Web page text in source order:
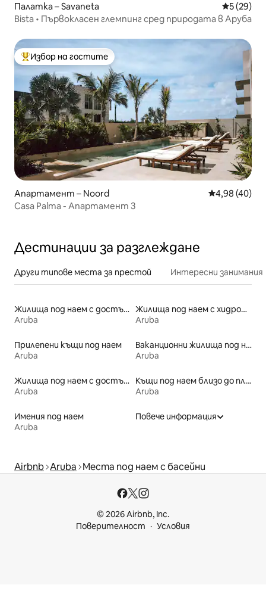
Палатка – Savaneta Средна
5 (29)
Bista • Първокласен глемпинг сред природата в Аруба
Най-популярен избор на гостите
Избор на гостите
Апартамент – Noord Средна
4,98 (40)
Casa Palma - Апартамент 3
Дестинации за разглеждане
Други типове места за престой Интересни занимания
Жилища под наем с достъп до плажа
Aruba
Жилища под наем с хидромасажна вана
Aruba
Прилепени къщи под наем
Aruba
Ваканционни жилища под наем
Aruba
Жилища под наем с достъп до езеро
Aruba
Къщи под наем близо до плажове
Aruba
Имения под наем
Aruba
Повече информация
Airbnb Aruba Места под наем с басейни
© 2026 Airbnb, Inc.
Поверителност
Условия